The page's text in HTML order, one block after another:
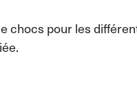
chocs pour les